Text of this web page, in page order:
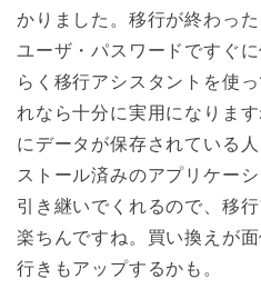
かりました。移行が終わっ
ユーザ・パスワードですぐ
らく移行アシスタントを使
れなら十分に実用になりま
にデータが保存されている
ストール済みのアプリケー
引き継いでくれるので、移
楽ちんですね。買い換えが
行きもアップするかも。